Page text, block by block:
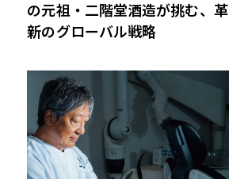
の元祖・二階堂酒造が挑む、革
新のグローバル戦略